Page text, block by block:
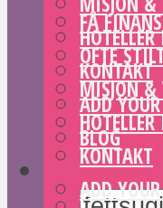
KONTAKT
ADD
BLOG
FÅ
OFTE
MISJON &
KONTAKT
ADD